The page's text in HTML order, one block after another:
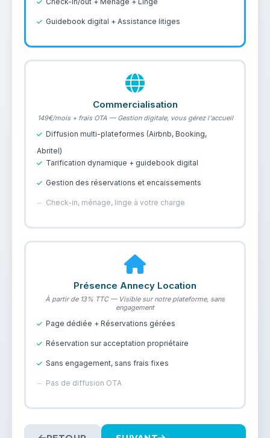
Guidebook digital + Assistance litiges
Commercialisation
149€/mois + frais OTA — Gestion digitale, vous gérez l'accueil
Diffusion multi-plateformes (Airbnb, Booking,
Abritel)
Tarification dynamique + guidebook digital
Gestion des réservations et encaissements
Check-in, ménage, linge à votre charge
Présence Annecy Location
À partir de 13% TTC — Visible sur notre plateforme, sans
engagement
Page dédiée + Réservations gérées
Réservation sur acceptation propriétaire
Sans engagement, sans frais fixes
Pas de diffusion OTA